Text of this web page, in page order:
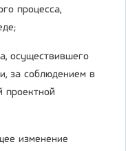
процесса,
осуществившего
за соблюдением в
проектной
изменение